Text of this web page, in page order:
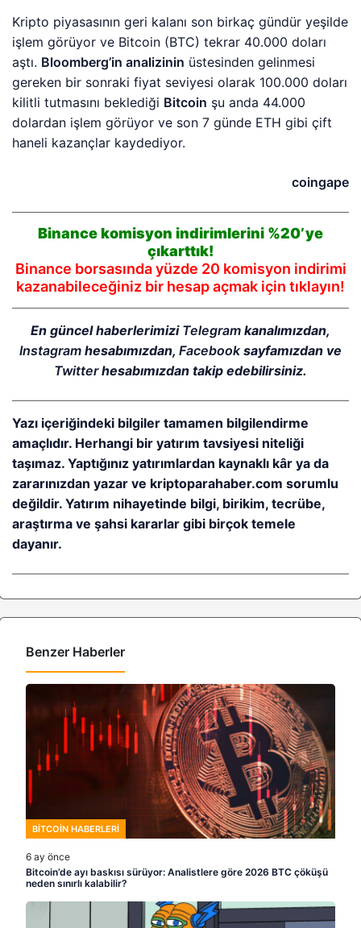
Kripto piyasasının geri kalanı son birkaç gündür yeşilde
işlem görüyor ve Bitcoin (BTC) tekrar 40.000 doları
aştı. Bloomberg’in analizinin üstesinden gelinmesi
gereken bir sonraki fiyat seviyesi olarak 100.000 doları
kilitli tutmasını beklediği Bitcoin şu anda 44.000
dolardan işlem görüyor ve son 7 günde ETH gibi çift
haneli kazançlar kaydediyor.
coingape
Binance komisyon indirimlerini %20’ye
çıkarttık!
Binance borsasında yüzde 20 komisyon indirimi
kazanabileceğiniz bir hesap açmak için tıklayın!
En güncel haberlerimizi Telegram kanalımızdan,
Instagramhesabımızdan, Facebooksayfamızdan ve
Twitterhesabımızdan takip edebilirsiniz.
Yazı içeriğindeki bilgiler tamamen bilgilendirme
amaçlıdır. Herhangi bir yatırım tavsiyesi niteliği
taşımaz. Yaptığınız yatırımlardan kaynaklı kâr ya da
zararınızdan yazar ve kriptoparahaber.com sorumlu
değildir. Yatırım nihayetinde bilgi, birikim, tecrübe,
araştırma ve şahsi kararlar gibi birçok temele
dayanır.
Benzer Haberler
BITCOIN HABERLERI
6 ay önce
Bitcoin’de ayı baskısı sürüyor: Analistlere göre 2026 BTC çöküşü
neden sınırlı kalabilir?